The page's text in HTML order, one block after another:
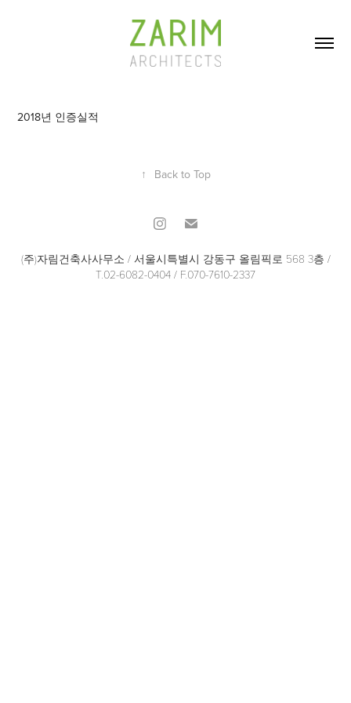
2018년 인증실적
↑ Back to Top
(주)자림건축사사무소 / 서울시특별시 강동구 올림픽로 568 3층 /
T.02-6082-0404 / F.070-7610-2337